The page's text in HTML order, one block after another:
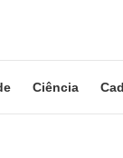
Ciência